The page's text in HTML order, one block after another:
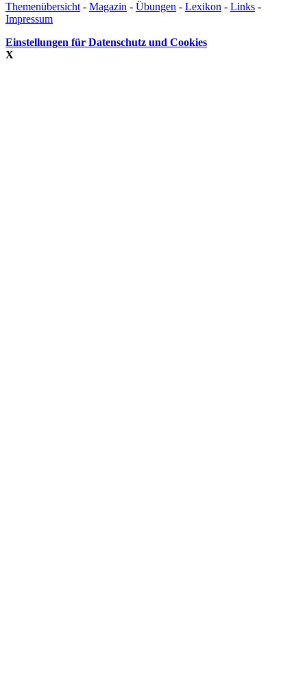
Themenübersicht - Magazin - Übungen - Lexikon - Links -
Impressum
Einstellungen für Datenschutz und Cookies
X